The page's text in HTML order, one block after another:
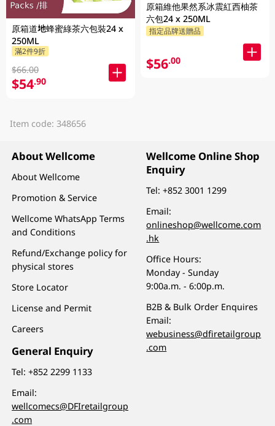
原箱道地蜂蜜綠茶六包裝24 x
250ML
滿2件9折
$66.00
$54.90
原箱維他果然系冰震紅西柚茶
六包24 x 250ML
指定品牌送贈品
$56.00
Item code: 348656
About Wellcome
About Wellcome
Promotion & Service
Wellcome WhatsApp Terms
and Conditions
Refund/Exchange policy for
physical stores
Store Locator
License and Permit
Careers
General Enquiry
Tel:+852 2299 1133
Email:
wellcomecs@DFIretailgroup
.com
Wellcome Online Shop
Enquiry
Tel:+852 3001 1299
Email:
onlineshop@wellcome.com
.hk
Office Hours:
Monday - Sunday
9:00a.m. - 6:00p.m.
B2B & Bulk Order Enquires
Email:
webusiness@dfiretailgroup
.com